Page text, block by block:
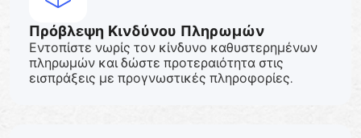
Πρόβλεψη Κινδύνου Πληρωμών
Εντοπίστε νωρίς τον κίνδυνο καθυστερημένων
πληρωμών και δώστε προτεραιότητα στις
εισπράξεις με προγνωστικές πληροφορίες.